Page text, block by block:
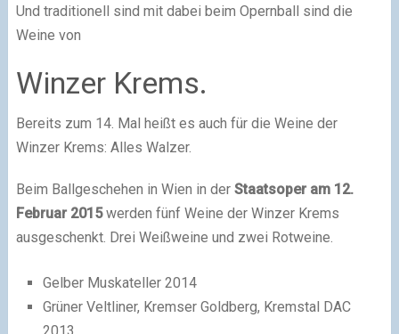
Und traditionell sind mit dabei beim Opernball sind die
Weine von
Winzer Krems.
Bereits zum 14. Mal heißt es auch für die Weine der
Winzer Krems: Alles Walzer.
Beim Ballgeschehen in Wien in der Staatsoper am 12.
Februar 2015werden fünf Weine der Winzer Krems
ausgeschenkt. Drei Weißweine und zwei Rotweine.
Gelber Muskateller 2014
Grüner Veltliner, Kremser Goldberg, Kremstal DAC